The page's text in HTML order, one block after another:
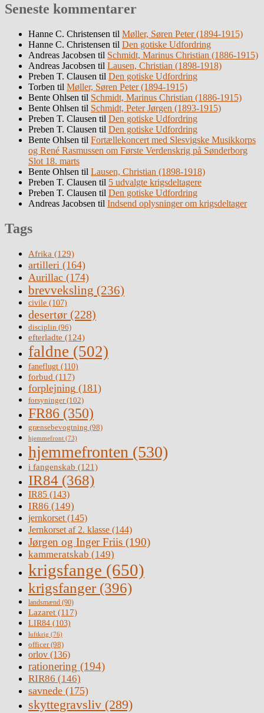
Seneste kommentarer
Hanne C. Christensen til Møller, Søren Peter (1894-1915)
Hanne C. Christensen til Den gotiske Udfordring
Andreas Jacobsen til Schmidt, Marinus Christian (1886-1915)
Andreas Jacobsen til Lausen, Christian (1898-1918)
Preben T. Clausen til Den gotiske Udfordring
Torben til Møller, Søren Peter (1894-1915)
Bente Ohlsen til Schmidt, Marinus Christian (1886-1915)
Bente Ohlsen til Schmidt, Peter Jørgen (1893-1915)
Preben T. Clausen til Den gotiske Udfordring
Preben T. Clausen til Den gotiske Udfordring
Bente Ohlsen til Fortællekoncert med Slesvigske Musikkorps
og René Rasmussen om Første Verdenskrig på Sønderborg
Slot 18. marts
Bente Ohlsen til Lausen, Christian (1898-1918)
Preben T. Clausen til 5 udvalgte krigsdeltagere
Preben T. Clausen til Den gotiske Udfordring
Andreas Jacobsen til Indsend oplysninger om krigsdeltager
Tags
Afrika (129)
artilleri (164)
Aurillac (174)
brevveksling (236)
civile (107)
desertør (228)
disciplin (96)
efterladte (124)
faldne (502)
faneflugt (110)
forbud (117)
forplejning (181)
forsyninger(102)
FR86 (350)
grænsebevogtning (98)
hjemmefront (73)
hjemmefronten (530)
i fangenskab (121)
IR84 (368)
IR85 (143)
IR86 (149)
jernkorset(145)
Jernkorset af 2. klasse (144)
Jørgen og Inger Friis (190)
kammeratskab (149)
krigsfange (650)
krigsfanger (396)
landsmænd (90)
Lazaret (117)
LIR84 (103)
luftkrig (76)
officer(98)
orlov (136)
rationering (194)
RIR86 (146)
savnede (175)
skyttegravsliv (289)